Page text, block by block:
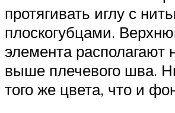
протягивать иглу с
плоскогубцами.
элемента располагают
выше плечевого шва.
того же цвета, что и